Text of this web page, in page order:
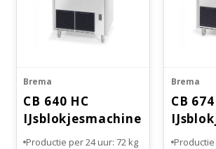
Brema
CB 640 HC
IJsblokjesmachine
RVS
Productie per 24 uur: 72 kg
Brema
CB
RVS
Productie